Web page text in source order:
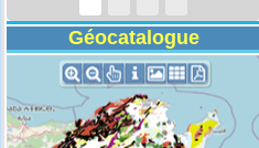
Géocatalogue